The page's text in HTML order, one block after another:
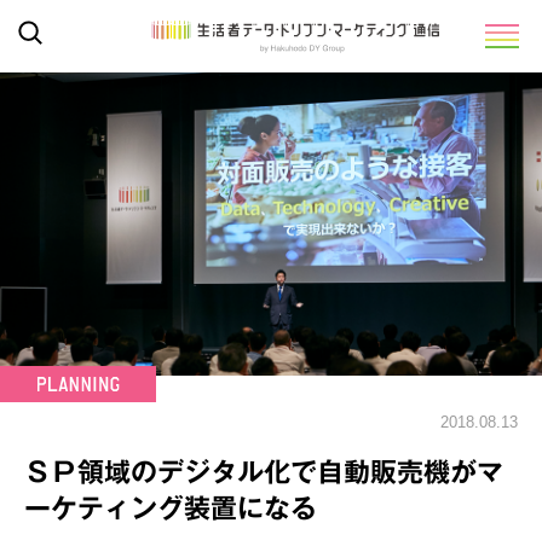
2018.08.13
ＳＰ領域のデジタル化で自動販売機がマ
ーケティング装置になる